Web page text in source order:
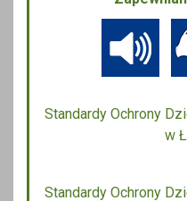
Standardy Ochrony
w
Standardy Ochrony